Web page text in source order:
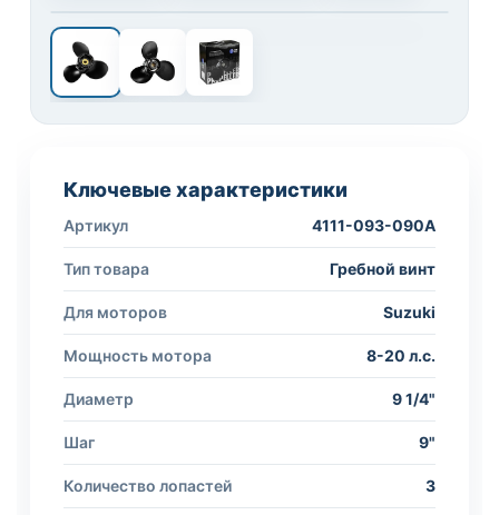
Ключевые характеристики
Артикул 4111-093-090A
Тип товара Гребной винт
Для моторов Suzuki
Мощность мотора 8-20 л.с.
Диаметр 9 1/4"
Шаг 9"
Количество лопастей 3